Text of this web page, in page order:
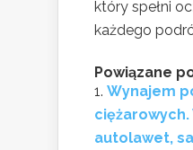
który spełni
każdego
Powiązane
Wynajem
ciężarowych.
autolawet,